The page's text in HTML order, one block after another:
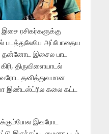
ரசிகர்களுக்கு
படத்துலேயே அப்போதைய
தன்னோட இசைல பாட
திருவிளையாடல்
தனித்துவமான
இண்டஸ்ட்ரில கலை கட்ட
இவரோட